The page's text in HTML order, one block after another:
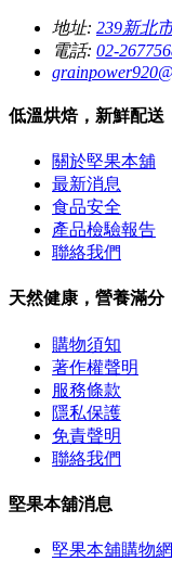
地址: 239新北
電話: 02-
低溫烘焙，新鮮配送
關於堅果本舖
最新消息
食品安全
產品檢驗報告
聯絡我們
天然健康，營養滿分
購物須知
著作權聲明
服務條款
隱私保護
免責聲明
聯絡我們
堅果本舖消息
堅果本舖購物